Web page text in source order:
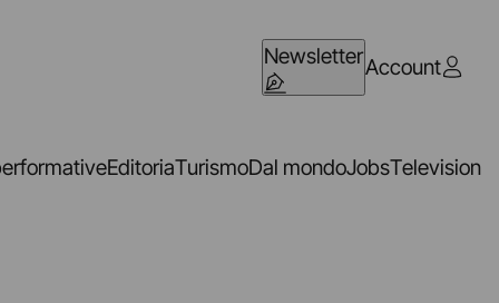
NewsletterAccount
EditoriaTurismoDal mondoJobsTelevision